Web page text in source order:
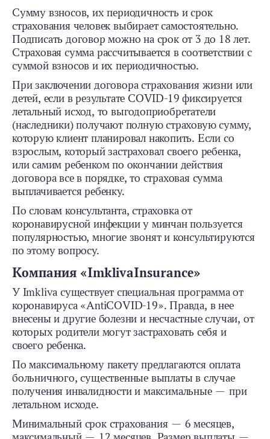
Сумму взносов, их периодичность и срок
страхования человек выбирает самостоятельно.
Подписать договор можно на срок от 3 до 18 лет.
Страховая сумма рассчитывается в соответствии с
суммой взносов и их периодичностью.
При заключении договора страхования жизни или
детей, если в результате COVID-19 фиксируется
летальный исход, то выгодоприобретатели
(наследники) получают полную страховую сумму,
которую клиент планировал накопить. Если со
взрослым, который застраховал своего ребенка,
или самим ребенком по окончании действия
договора все в порядке, то страховая сумма
выплачивается ребенку.
По словам консультанта, страховка от
коронавирусной инфекции у минчан пользуется
популярностью, многие звонят и консультируются
по этому вопросу.
Компания «ImklivaInsurance»
У Imkliva существует специальная программа от
коронавируса «AntiCOVID-19». Правда, в нее
внесены и другие болезни и несчастные случаи, от
которых родители могут застраховать себя и
своего ребенка.
По максимальному пакету предлагаются оплата
больничного, существенные выплаты в случае
получения инвалидности и максимальные — при
летальном исходе.
Минимальный срок страхования — 6 месяцев,